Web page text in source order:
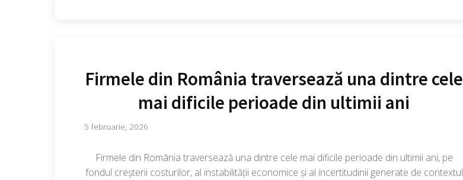
Firmele din România traversează una dintre cele
mai dificile perioade din ultimii ani
5 februarie, 2026
Firmele din România traversează una dintre cele mai dificile perioade din ultimii ani, pe
fondul creșterii costurilor, al instabilității economice și al incertitudinii generate de contextul